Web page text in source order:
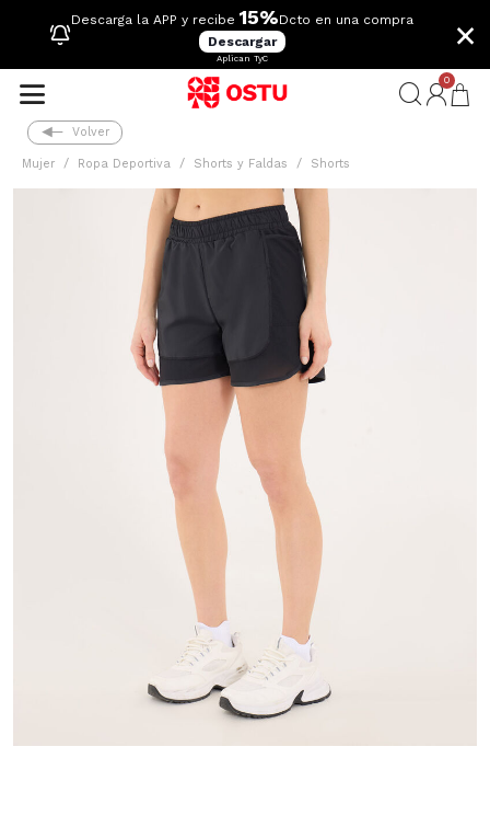
Descarga la APP y recibe 15%Dcto en una compra
Descargar
Aplican TyC
×
0
Volver
Mujer Ropa Deportiva Shorts y Faldas Shorts